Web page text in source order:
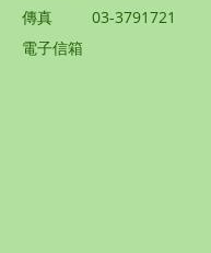
傳真
03-3791721
電子信箱